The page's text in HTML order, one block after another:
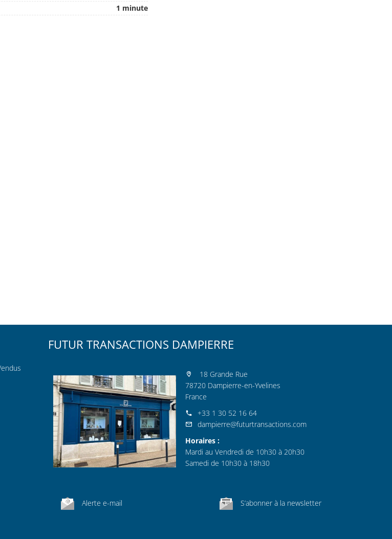
1 minute
FUTUR TRANSACTIONS DAMPIERRE
18 Grande Rue
78720 Dampierre-en-Yvelines
France
+33 1 30 52 16 64
dampierre@futurtransactions.com
Horaires :
Mardi au Vendredi de 10h30 à 20h30
Samedi de 10h30 à 18h30
Alerte e-mail S’abonner à la newsletter